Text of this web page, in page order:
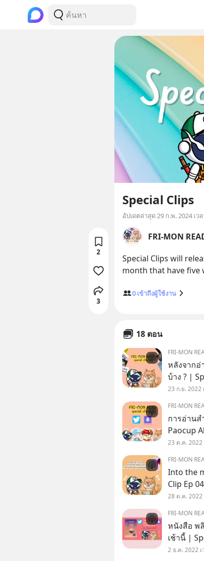
2
3
Special Clips
อัปเดตล่าสุด29 ก.พ. 2024 เว
FRI-MON
Special Clips will
0 เข้าถึงผู้ใช้งาน
18 ตอน
FRI-MON
หลังจากอ่
บ้าง ? |
23 ก.ย. 2022
FRI-MON
การอ่านส
Paocup
23 ต.ค. 2022
FRI-MON
Into the
Clip Ep 04
28 ต.ค. 2022
FRI-MON
หนังสือ พ
เช้านี้ |
2 ธ.ค. 2022